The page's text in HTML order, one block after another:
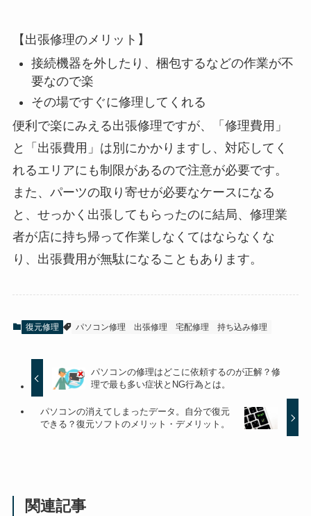
【出張修理のメリット】
接続機器を外したり、梱包するなどの作業が不
要なので楽
その場ですぐに修理してくれる
便利で楽にみえる出張修理ですが、「修理費用」
と「出張費用」は別にかかりますし、対応してく
れるエリアにも制限があるので注意が必要です。
また、パーツの取り寄せが必要なケースになる
と、せっかく出張してもらったのに結局、修理業
者が店に持ち帰って作業しなくてはならなくな
り、出張費用が無駄になることもあります。
復元修理 パソコン修理 出張修理 宅配修理 持ち込み修理
パソコンの修理はどこに依頼するのが正解？修
理で最も多い症状とNG行為とは。
パソコンの消えてしまったデータ。自分で復元
できる？復元ソフトのメリット・デメリット。
関連記事